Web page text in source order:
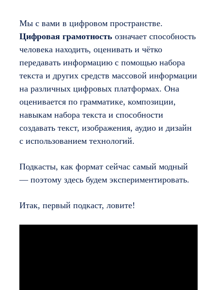
Мы с вами в цифровом пространстве.
Цифровая грамотность означает способность
человека находить, оценивать и чётко
передавать информацию с помощью набора
текста и других средств массовой информации
на различных цифровых платформах. Она
оценивается по грамматике, композиции,
навыкам набора текста и способности
создавать текст, изображения, аудио и дизайн
с использованием технологий.
Подкасты, как формат сейчас самый модный
— поэтому здесь будем экспериментировать.
Итак, первый подкаст, ловите!